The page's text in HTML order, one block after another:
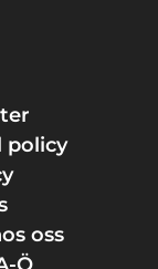
policy
oss